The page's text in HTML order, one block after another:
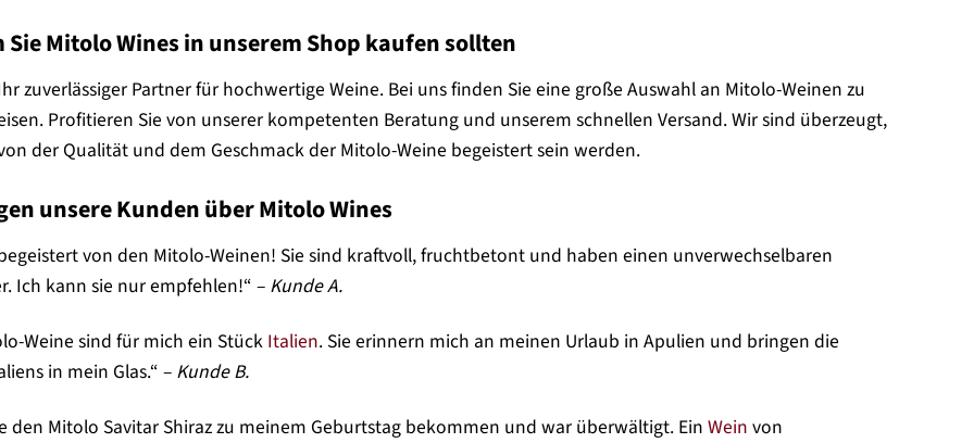
Sie Mitolo Wines in unserem Shop kaufen sollten
zuverlässiger Partner für hochwertige Weine. Bei uns finden Sie eine große Auswahl an Mitolo-Weinen zu
Profitieren Sie von unserer kompetenten Beratung und unserem schnellen Versand. Wir sind überzeugt,
der Qualität und dem Geschmack der Mitolo-Weine begeistert sein werden.
unsere Kunden über Mitolo Wines
von den Mitolo-Weinen! Sie sind kraftvoll, fruchtbetont und haben einen unverwechselbaren
Ich kann sie nur empfehlen!“ – Kunde A.
Weine sind für mich ein Stück Italien. Sie erinnern mich an meinen Urlaub in Apulien und bringen die
in mein Glas.“ – Kunde B.
den Mitolo Savitar Shiraz zu meinem Geburtstag bekommen und war überwältigt. Ein Wein von